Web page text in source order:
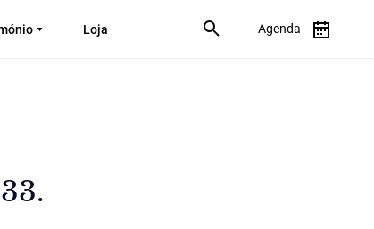
Loja Agenda